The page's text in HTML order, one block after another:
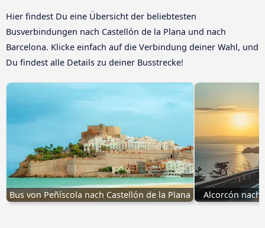
Hier findest Du eine Übersicht der beliebtesten
Busverbindungen nach Castellón de la Plana und nach
Barcelona. Klicke einfach auf die Verbindung deiner Wahl, und
Du findest alle Details zu deiner Busstrecke!
Bus von Peñíscola nach Castellón de la Plana Alcorcón nach